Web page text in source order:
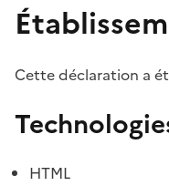
Cette déclaration a
HTML